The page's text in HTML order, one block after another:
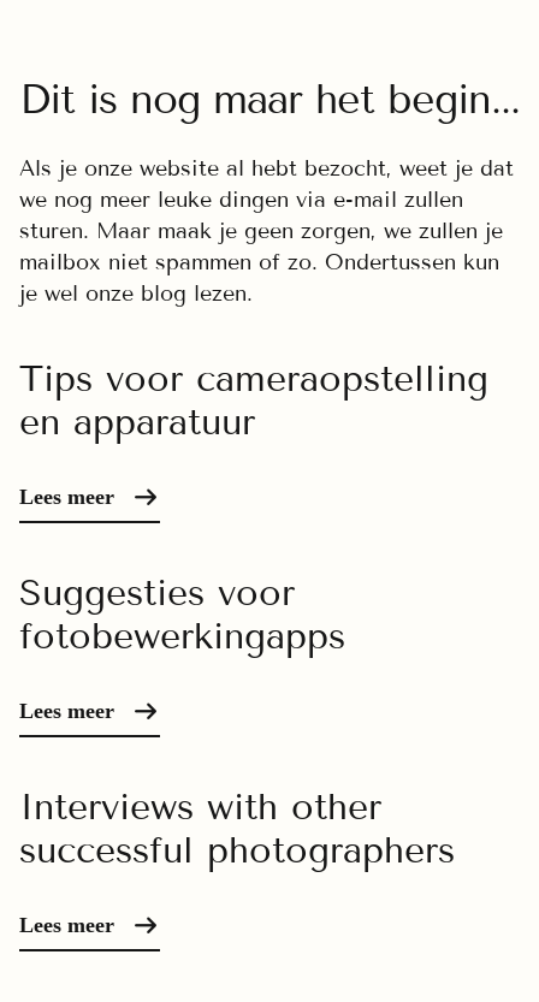
Dit is nog maar het begin...
Als je onze website al hebt bezocht, weet je dat
we nog meer leuke dingen via e-mail zullen
sturen. Maar maak je geen zorgen, we zullen je
mailbox niet spammen of zo. Ondertussen kun
je wel onze blog lezen.
Tips voor cameraopstelling
en apparatuur
Lees meer
Suggesties voor
fotobewerkingapps
Lees meer
Interviews with other
successful photographers
Lees meer